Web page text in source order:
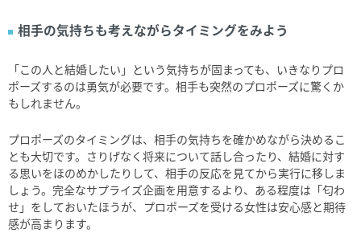
相手の気持ちも考えながらタイミングをみよう
「この人と結婚したい」という気持ちが固まっても、いきなりプロ
ポーズするのは勇気が必要です。相手も突然のプロポーズに驚くか
もしれません。
プロポーズのタイミングは、相手の気持ちを確かめながら決めるこ
とも大切です。さりげなく将来について話し合ったり、結婚に対す
る思いをほのめかしたりして、相手の反応を見てから実行に移しま
しょう。完全なサプライズ企画を用意するより、ある程度は「匂わ
せ」をしておいたほうが、プロポーズを受ける女性は安心感と期待
感が高まります。